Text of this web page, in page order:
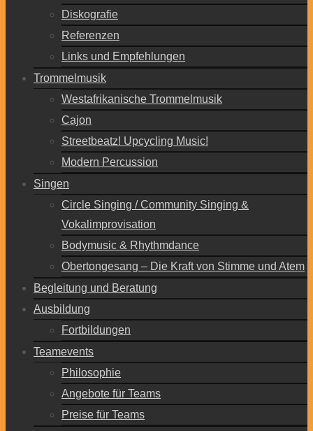
Diskografie
Referenzen
Links und Empfehlungen
Trommelmusik
Westafrikanische Trommelmusik
Cajon
Streetbeatz! Upcycling Music!
Modern Percussion
Singen
Circle Singing / Community Singing &
Vokalimprovisation
Bodymusic & Rhythmdance
Obertongesang – Die Kraft von Stimme und Atem
Begleitung und Beratung
Ausbildung
Fortbildungen
Teamevents
Philosophie
Angebote für Teams
Preise für Teams